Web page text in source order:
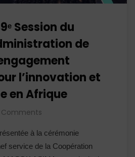
Session du
de
l’innovation et
en Afrique
Comments
à la cérémonie
service de la Coopération